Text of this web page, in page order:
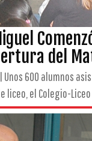
del
| Unos 600 alumnos
liceo, el Colegio-Liceo